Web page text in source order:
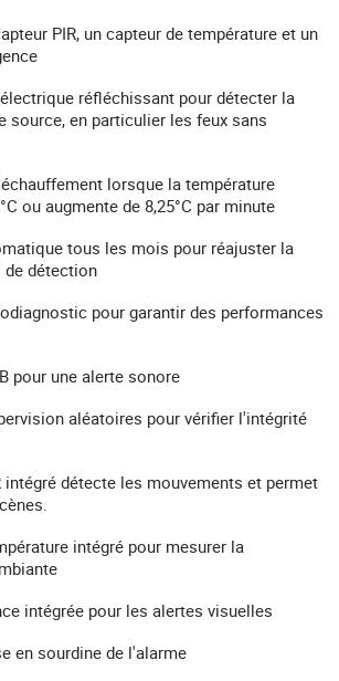
PIR, un capteur de température et un
réfléchissant pour détecter la
source, en particulier les feux sans
lorsque la température
ou augmente de 8,25°C par minute
tous les mois pour réajuster la
de détection
pour garantir des performances
pour une alerte sonore
aléatoires pour vérifier l'intégrité
intégré détecte les mouvements et permet
intégré pour mesurer la
intégrée pour les alertes visuelles
en sourdine de l'alarme